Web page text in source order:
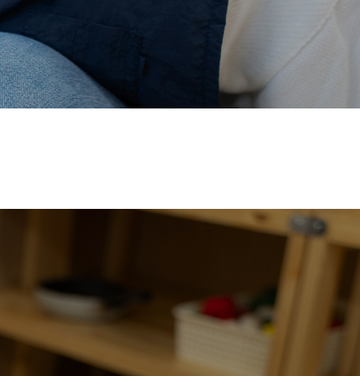
れ、厚生労働省の 【えるぼし認定(☆☆)】 を受けまし